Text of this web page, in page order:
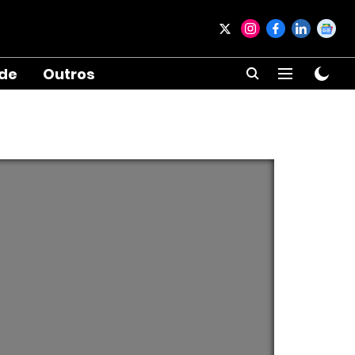
Outros